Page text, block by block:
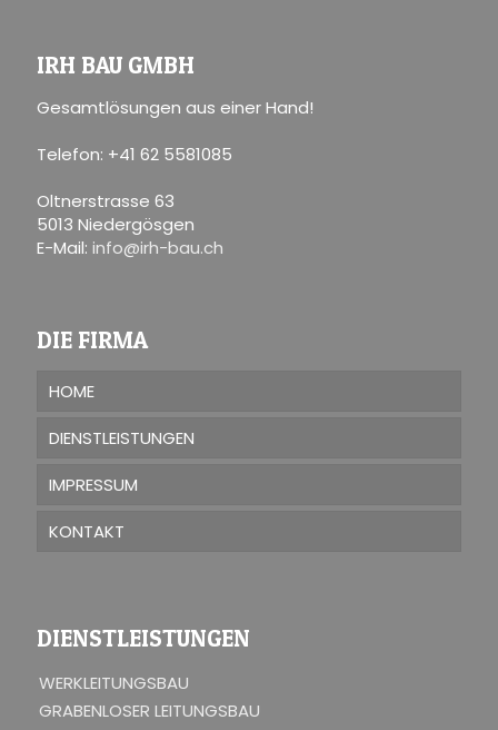
IRH BAU GMBH
Gesamtlösungen aus einer Hand!
Telefon: +41 62 5581085
Oltnerstrasse 63
5013 Niedergösgen
E-Mail: info@irh-bau.ch
DIE FIRMA
HOME
DIENSTLEISTUNGEN
IMPRESSUM
KONTAKT
DIENSTLEISTUNGEN
WERKLEITUNGSBAU
GRABENLOSER LEITUNGSBAU